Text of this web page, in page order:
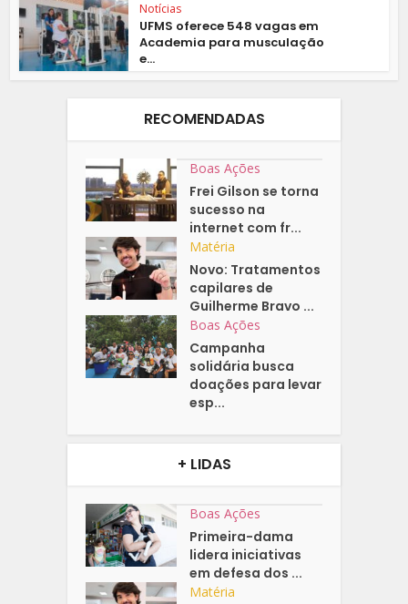
Notícias
UFMS oferece 548 vagas em
Academia para musculação
e...
RECOMENDADAS
Boas Ações
Frei Gilson se torna
sucesso na
internet com fr...
Matéria
Novo: Tratamentos
capilares de
Guilherme Bravo ...
Boas Ações
Campanha
solidária busca
doações para levar
esp...
+ LIDAS
Boas Ações
Primeira-dama
lidera iniciativas
em defesa dos ...
Matéria